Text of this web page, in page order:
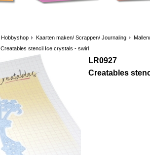
Hobbyshop Kaarten maken/ Scrappen/ Journaling
Creatables stencil Ice crystals - swirl
LR0927
Creatables